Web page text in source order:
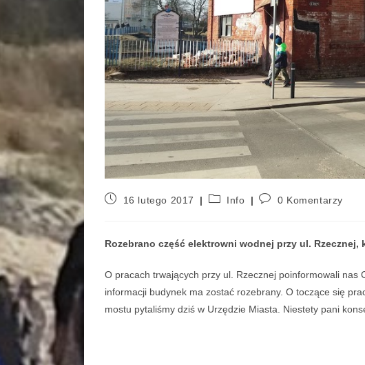
16 lutego 2017 Info 0 Komentarzy
Rozebrano część elektrowni wodnej przy ul. Rzecznej,
O pracach trwających przy ul. Rzecznej poinformowali nas
informacji budynek ma zostać rozebrany. O toczące się
mostu pytaliśmy dziś w Urzędzie Miasta. Niestety pani